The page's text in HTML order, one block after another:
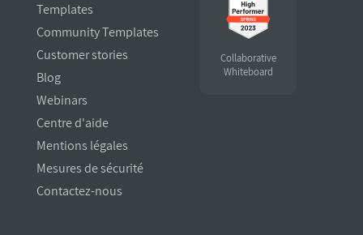
Templates
Community Templates
Customer stories
Blog
Webinars
Centre d'aide
Mentions légales
Mesures de sécurité
Contactez-nous
Collaborative
Whiteboard